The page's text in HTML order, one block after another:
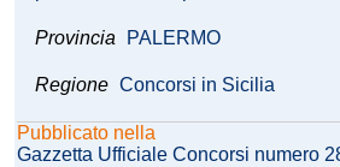
Provincia PALERMO
Regione Concorsi in Sicilia
Pubblicato nella
Gazzetta Ufficiale Concorsi numero